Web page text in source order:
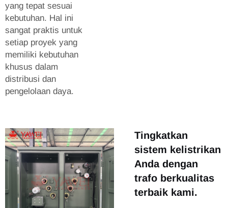
yang tepat sesuai
kebutuhan. Hal ini
sangat praktis untuk
setiap proyek yang
memiliki kebutuhan
khusus dalam
distribusi dan
pengelolaan daya.
Tingkatkan
sistem kelistrikan
Anda dengan
trafo berkualitas
terbaik kami.